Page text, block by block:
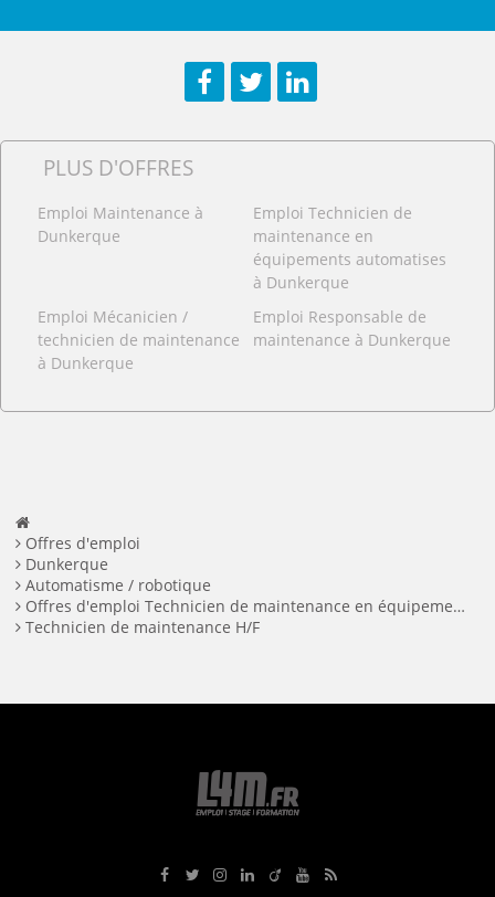
PLUS D'OFFRES
Emploi Maintenance à
Dunkerque
Emploi Technicien de
maintenance en
équipements automatises
à Dunkerque
Emploi Mécanicien /
technicien de maintenance
à Dunkerque
Emploi Responsable de
maintenance à Dunkerque
Offres d'emploi
Dunkerque
Automatisme / robotique
Offres d'emploi Technicien de maintenance en équipements automatises à Dunkerque
Technicien de maintenance H/F